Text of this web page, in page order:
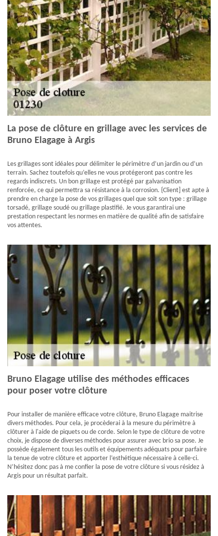
La pose de clôture en grillage avec les services de
Bruno Elagage à Argis
Les grillages sont idéales pour délimiter le périmètre d’un jardin ou d’un
terrain. Sachez toutefois qu’elles ne vous protégeront pas contre les
regards indiscrets. Un bon grillage est protégé par galvanisation
renforcée, ce qui permettra sa résistance à la corrosion. {Client] est apte à
prendre en charge la pose de vos grillages quel que soit son type : grillage
torsadé, grillage soudé ou grillage plastifié. Je vous garantirai une
prestation respectant les normes en matière de qualité afin de satisfaire
vos attentes.
Bruno Elagage utilise des méthodes efficaces
pour poser votre clôture
Pour installer de manière efficace votre clôture, Bruno Elagage maitrise
divers méthodes. Pour cela, je procèderai à la mesure du périmètre à
clôturer à l'aide de piquets ou de corde. Selon le type de clôture de votre
choix, je dispose de diverses méthodes pour assurer avec brio sa pose. Je
possède également tous les outils et équipements adéquats pour parfaire
la tenue de votre clôture et apporter l’esthétique nécessaire à celle-ci.
N’hésitez donc pas à me confier la pose de votre clôture si vous résidez à
Argis pour un résultat parfait.